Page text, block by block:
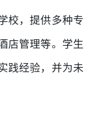
校，提供多种专
店管理等。学生
践经验，并为未